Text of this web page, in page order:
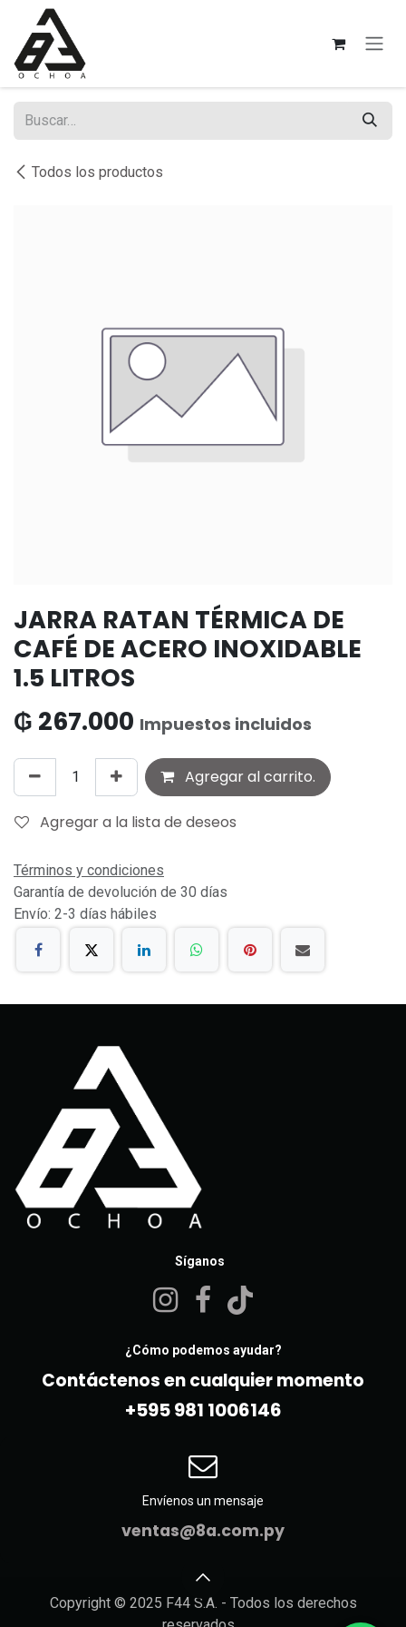
Ir al contenido
Todos los productos
JARRA RATAN TÉRMICA DE
CAFÉ DE ACERO INOXIDABLE
1.5 LITROS
₲ 267.000 Impuestos incluidos
Agregar al carrito.
Agregar a la lista de deseos
Términos y condiciones
Garantía de devolución de 30 días
Envío: 2-3 días hábiles
Síganos
¿Cómo podemos ayudar?
Contáctenos en cualquier momento
+595 981 10061​46
Envíenos un mensaje
ventas@8a.com.py
Copyright © 2025 F44 S.A. - Todos los derechos